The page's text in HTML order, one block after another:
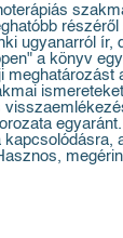
ugyanarról ír,
a könyv
meghatározást
kapcsolódásra,